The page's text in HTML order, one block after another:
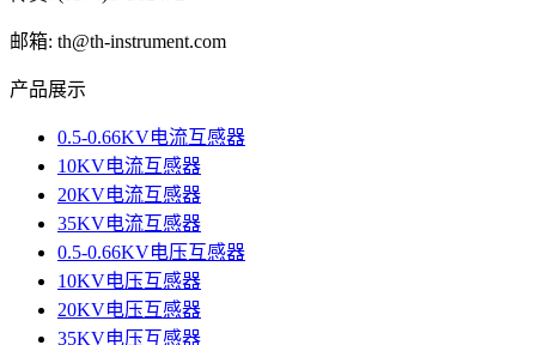
邮箱: th@th-instrument.com
产品展示
0.5-0.66KV电流互感器
10KV电流互感器
20KV电流互感器
35KV电流互感器
0.5-0.66KV电压互感器
10KV电压互感器
20KV电压互感器
35KV电压互感器